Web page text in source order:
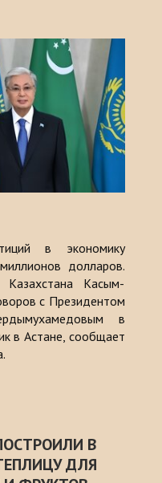
Тюркского Мира
в экономику
долларов.
Касым-
с Президентом
в
в Астане, сообщает
В
ДЛЯ